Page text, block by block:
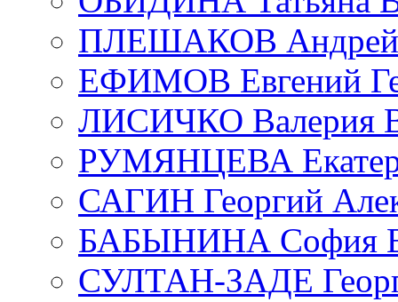
ПЛЕШАКОВ Андрей
ЕФИМОВ Евгений
ЛИСИЧКО Валерия
РУМЯНЦЕВА
САГИН Георгий
БАБЫНИНА София
СУЛТАН-ЗАДЕ